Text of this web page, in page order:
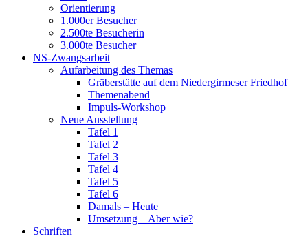
Orientierung
1.000er Besucher
2.500te Besucherin
3.000te Besucher
NS-Zwangsarbeit
Aufarbeitung des Themas
Gräberstätte auf dem Niedergirmeser Friedhof
Themenabend
Impuls-Workshop
Neue Ausstellung
Tafel 1
Tafel 2
Tafel 3
Tafel 4
Tafel 5
Tafel 6
Damals – Heute
Umsetzung – Aber wie?
Schriften